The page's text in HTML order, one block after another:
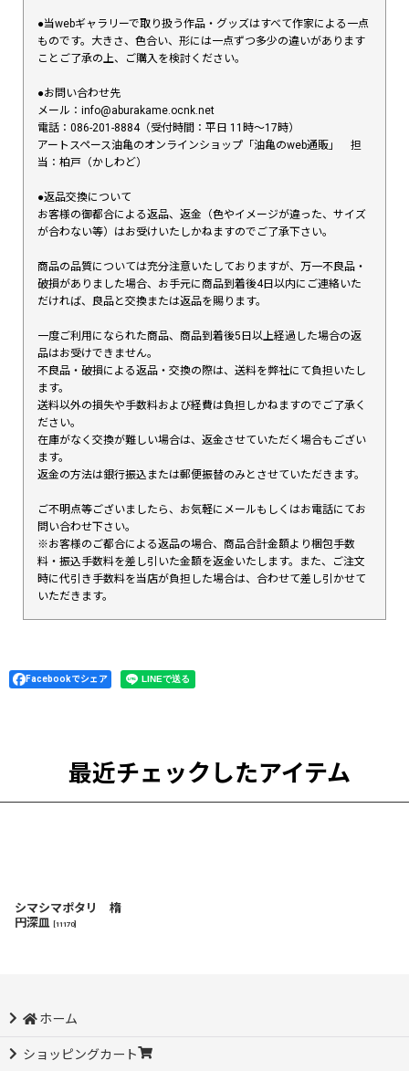
●当webギャラリーで取り扱う作品・グッズはすべて作家による一点
ものです。大きさ、色合い、形には一点ずつ多少の違いがあります
ことご了承の上、ご購入を検討ください。
●お問い合わせ先
メール：info@aburakame.ocnk.net
電話：086-201-8884（受付時間：平日 11時〜17時）
アートスペース油亀のオンラインショップ「油亀のweb通販」 担
当：柏戸（かしわど）
●返品交換について
お客様の御都合による返品、返金（色やイメージが違った、サイズ
が合わない等）はお受けいたしかねますのでご了承下さい。
商品の品質については充分注意いたしておりますが、万一不良品・
破損がありました場合、お手元に商品到着後4日以内にご連絡いた
だければ、良品と交換または返品を賜ります。
一度ご利用になられた商品、商品到着後5日以上経過した場合の返
品はお受けできません。
不良品・破損による返品・交換の際は、送料を弊社にて負担いたし
ます。
送料以外の損失や手数料および経費は負担しかねますのでご了承く
ださい。
在庫がなく交換が難しい場合は、返金させていただく場合もござい
ます。
返金の方法は銀行振込または郵便振替のみとさせていただきます。
ご不明点等ございましたら、お気軽にメールもしくはお電話にてお
問い合わせ下さい。
※お客様のご都合による返品の場合、商品合計金額より梱包手数
料・振込手数料を差し引いた金額を返金いたします。また、ご注文
時に代引き手数料を当店が負担した場合は、合わせて差し引かせて
いただきます。
Facebookでシェア
最近チェックしたアイテム
シマシマポタリ 楕
円深皿
11170]
ホーム
ショッピングカート